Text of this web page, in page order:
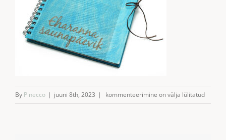
By Pinecco | juuni 8th, 2023 |
Külalisteraamat
sinine
kommenteerimine on välja lülitatud